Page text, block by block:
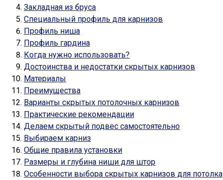
Закладная из бруса
Специальный профиль для карнизов
Профиль ниша
Профиль гардина
Когда нужно использовать?
Достоинства и недостатки скрытых карнизов
Материалы
Преимущества
Варианты скрытых потолочных карнизов
Практические рекомендации
Делаем скрытый подвес самостоятельно
Выбираем карниз
Общие правила установки
Размеры и глубина ниши для штор
Особенности выбора скрытых карнизов для потолка